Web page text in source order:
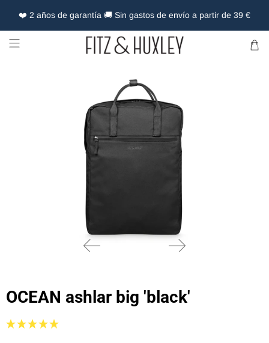
❤️ 2 años de garantía 🚚 Sin gastos de envío a partir de 39 €
OCEAN ashlar big 'black'